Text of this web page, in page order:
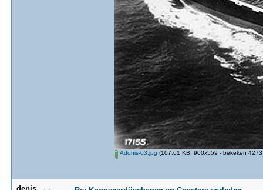
Adonis-03.jpg (107.61 KB, 900x559 - bekeken 4273